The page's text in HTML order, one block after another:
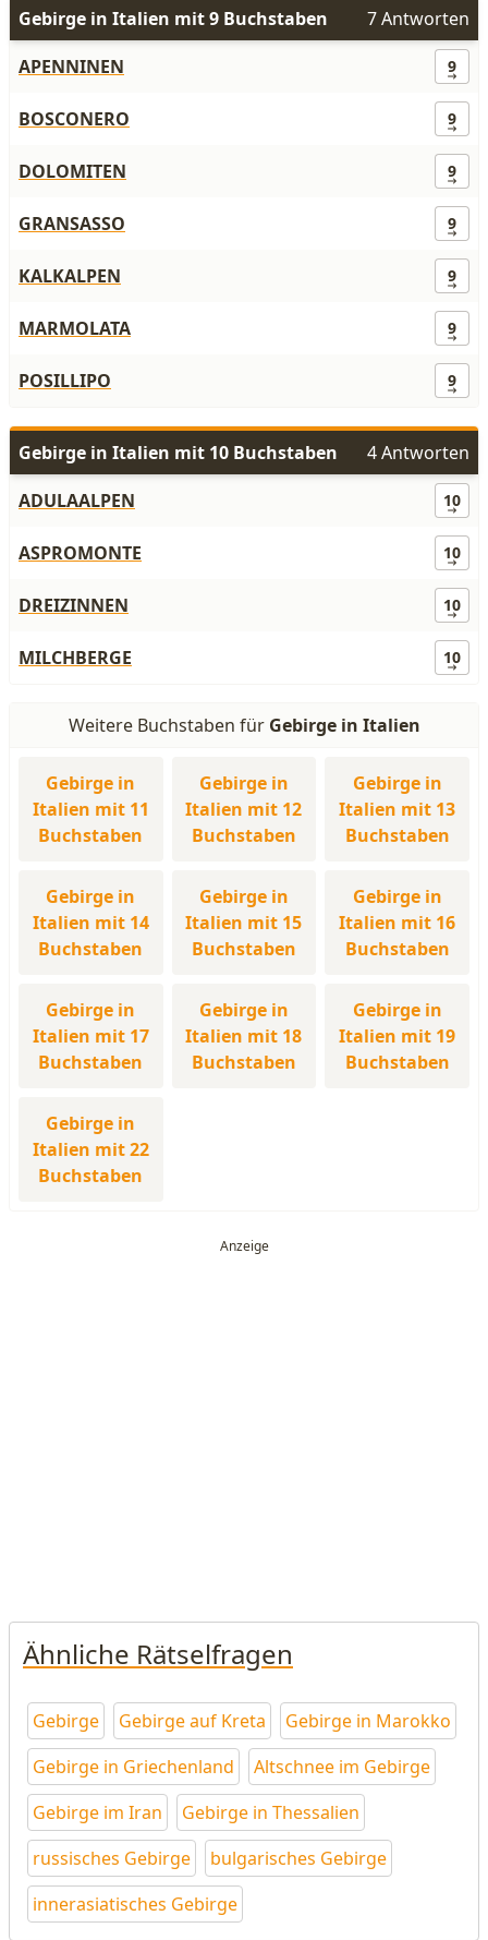
Gebirge in Italien mit 9 Buchstaben
7 Antworten
APENNINEN
9
BOSCONERO 9
DOLOMITEN 9
GRANSASSO 9
KALKALPEN 9
MARMOLATA 9
POSILLIPO 9
Gebirge in Italien mit 10 Buchstaben
4 Antworten
ADULAALPEN
10
ASPROMONTE 10
DREIZINNEN 10
MILCHBERGE 10
Weitere Buchstaben für Gebirge in Italien
Gebirge in
Italien mit 11
Buchstaben
Gebirge in
Italien mit 12
Buchstaben
Gebirge in
Italien mit 13
Buchstaben
Gebirge in
Italien mit 14
Buchstaben
Gebirge in
Italien mit 15
Buchstaben
Gebirge in
Italien mit 16
Buchstaben
Gebirge in
Italien mit 17
Buchstaben
Gebirge in
Italien mit 18
Buchstaben
Gebirge in
Italien mit 19
Buchstaben
Gebirge in
Italien mit 22
Buchstaben
Ähnliche Rätselfragen
Gebirge Gebirge auf Kreta
Gebirge in Marokko
Gebirge in Griechenland
Altschnee im Gebirge
Gebirge im Iran
Gebirge in Thessalien
russisches Gebirge
bulgarisches Gebirge
innerasiatisches Gebirge